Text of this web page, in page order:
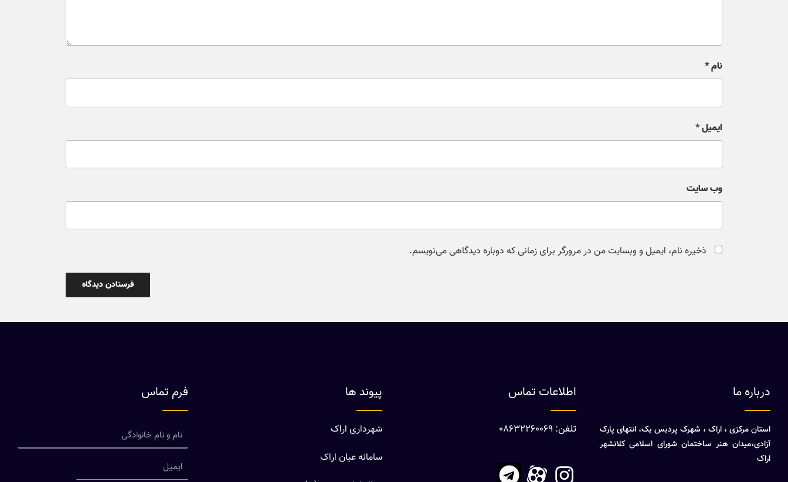
نام*
ایمیل*
وب‌ سایت
ذخیره نام، ایمیل و وبسایت من در مرورگر برای زمانی که دوباره دیدگاهی می‌نویسم.
درباره ما
استان مرکزی ، اراک ، شهرک پردیس یک، انتهای پارک
آزادی،میدان هنر ساختمان شورای اسلامی کلانشهر
اراک
اطلاعات تماس
تلفن: 08632260069
پیوند ها
شهرداری اراک
سامانه عیان اراک
فرم تماس